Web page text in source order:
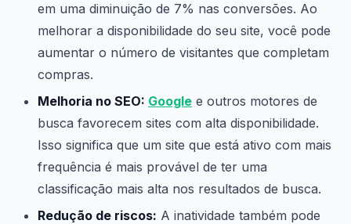
em uma diminuição de 7% nas conversões. Ao
melhorar a disponibilidade do seu site, você pode
aumentar o número de visitantes que completam
compras.
Melhoria no SEO: Google e outros motores de
busca favorecem sites com alta disponibilidade.
Isso significa que um site que está ativo com mais
frequência é mais provável de ter uma
classificação mais alta nos resultados de busca.
Redução de riscos: A inatividade também pode